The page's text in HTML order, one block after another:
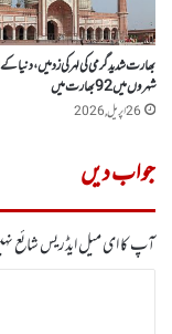
شہروں میں 92 بھارت میں
26 اپریل, 2026
جواب دیں
آپ کا ای میل ایڈریس شائع